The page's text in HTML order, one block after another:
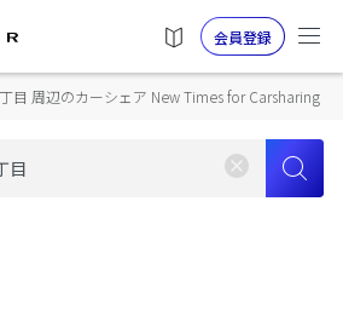
会員登録
目 周辺のカーシェア New Times for Carsharing